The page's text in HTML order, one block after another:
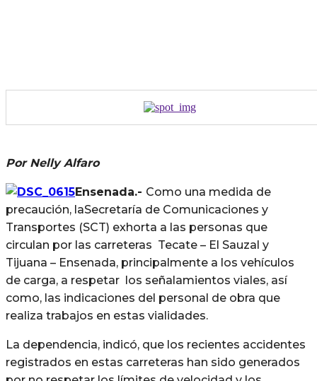
Por Nelly Alfaro
Ensenada.- Como una medida de
precaución, laSecretaría de Comunicaciones y
Transportes (SCT) exhorta a las personas que
circulan por las carreteras Tecate – El Sauzal y
Tijuana – Ensenada, principalmente a los vehículos
de carga, a respetar los señalamientos viales, así
como, las indicaciones del personal de obra que
realiza trabajos en estas vialidades.
La dependencia, indicó, que los recientes accidentes
registrados en estas carreteras han sido generados